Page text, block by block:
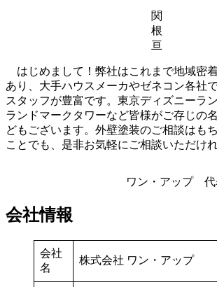
関
根
亘
はじめまして！弊社はこれまで地域密
あり、大手ハウスメーカやゼネコン各社
スタッフが豊富です。東京ディズニーラ
ランドマークタワーなど皆様がご存じの
どもございます。外壁塗装のご相談はも
ことでも、是非お気軽にご相談いただけ
ワン・アップ
会社情報
会社
名
株式会社 ワン・アップ